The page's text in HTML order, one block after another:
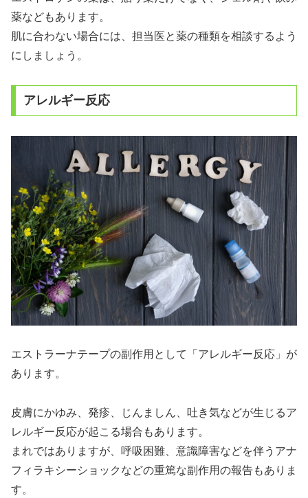
薬などもあります。
肌に合わない場合には、担当医と薬の種類を相談するよう
にしましょう。
アレルギー反応
エストラーナテープの副作用として「アレルギー反応」が
あります。
皮膚にかゆみ、発疹、じんましん、吐き気などが生じるア
レルギー反応が起こる場合もあります。
まれではありますが、呼吸困難、意識障害などを伴うアナ
フィラキシーショックなどの重篤な副作用の報告もありま
す。